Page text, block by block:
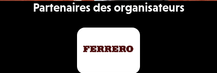
Partenaires des organisateurs